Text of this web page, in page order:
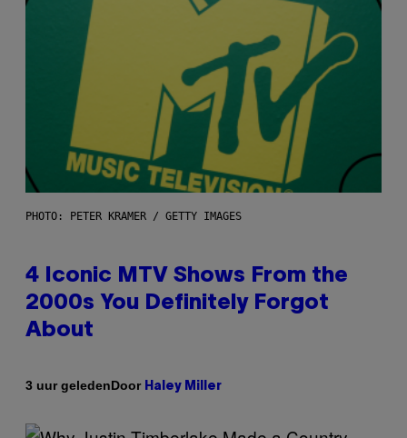
PHOTO: PETER KRAMER / GETTY IMAGES
4 Iconic MTV Shows From the
2000s You Definitely Forgot
About
3 uur geledenDoor Haley Miller